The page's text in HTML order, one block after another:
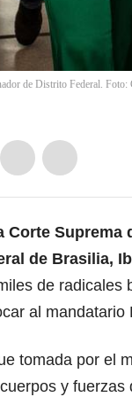
de Distrito Federal. Foto:
Corte
de Brasilia,
de radicales
al
tomada por el
y